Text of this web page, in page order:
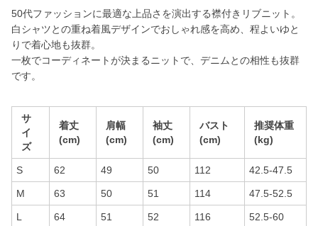
50代ファッションに最適な上品さを演出する襟付きリブニット。
白シャツとの重ね着風デザインでおしゃれ感を高め、程よいゆと
りで着心地も抜群。
一枚でコーディネートが決まるニットで、デニムとの相性も抜群
です。
サ
イ
ズ
着丈
(cm)
肩幅
(cm)
袖丈
(cm)
バスト
(cm)
推奨体重
(kg)
S 62 49 50 112 42.5-47.5
M 63 50 51 114 47.5-52.5
L 64 51 52 116 52.5-60